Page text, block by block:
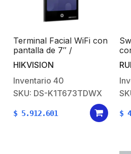
Terminal Facial WiFi con
pantalla de 7″ /
Protección IP65 /
100,000 rostros y
500,000 tarjetas /
10,000 huellas con
módulo opcional / ISAPI
/ ISUP 5.0
HIKVISION
Inventario 40
SKU: DS-K1T673TDWX
$ 5.912.601
de
$